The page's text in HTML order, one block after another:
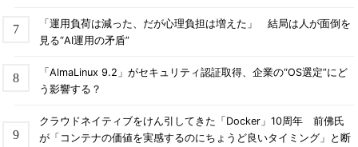
「運用負荷は減った、だが心理負担は増えた」 結局は人が面倒を
見る“AI運用の矛盾”
「AlmaLinux 9.2」がセキュリティ認証取得、企業の“OS選定”にど
う影響する？
クラウドネイティブをけん引してきた「Docker」10周年 前佛氏
が「コンテナの価値を実感するのにちょうど良いタイミング」と断